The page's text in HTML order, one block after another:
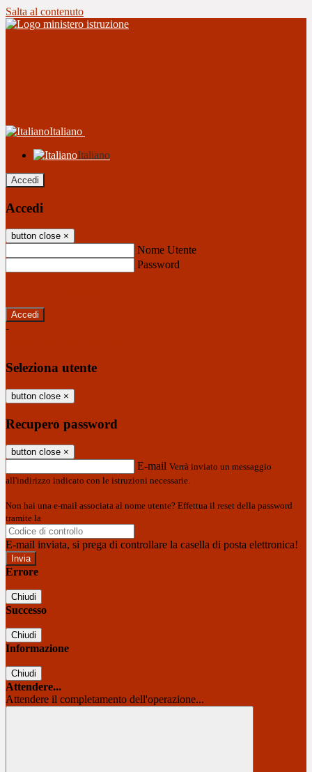
Salta al contenuto
Italiano
Italiano
Accedi
Accedi
button close ×
Nome Utente
Password
-
Seleziona utente
button close ×
Recupero password
button close ×
E-mail Verrà inviato un messaggio
all'indirizzo indicato con le istruzioni necessarie.
Non hai una e-mail associata al nome utente? Effettua il reset della password
tramite la
E-mail inviata, si prega di controllare la casella di posta elettronica!
Errore
Chiudi
Successo
Chiudi
Informazione
Chiudi
Attendere...
Attendere il completamento dell'operazione...